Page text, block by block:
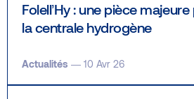
Folell’Hy : une pièce
la centrale hydrogène
Actualités — 10 Avr 26